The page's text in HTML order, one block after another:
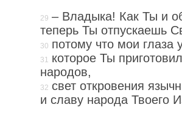
– Владыка! Как Ты и
теперь Ты отпускаешь
потому что мои глаза
которое Ты
народов,
свет откровения
и славу народа Твоего